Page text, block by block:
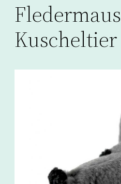
Fledermaus